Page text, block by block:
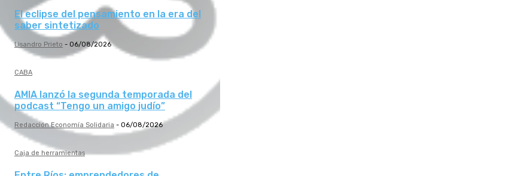
El eclipse del pensamiento en la era del
saber sintetizado
Lisandro Prieto - 06/08/2026
CABA
AMIA lanzó la segunda temporada del
podcast “Tengo un amigo judío”
Redacción Economía Solidaria - 06/08/2026
Caja de herramientas